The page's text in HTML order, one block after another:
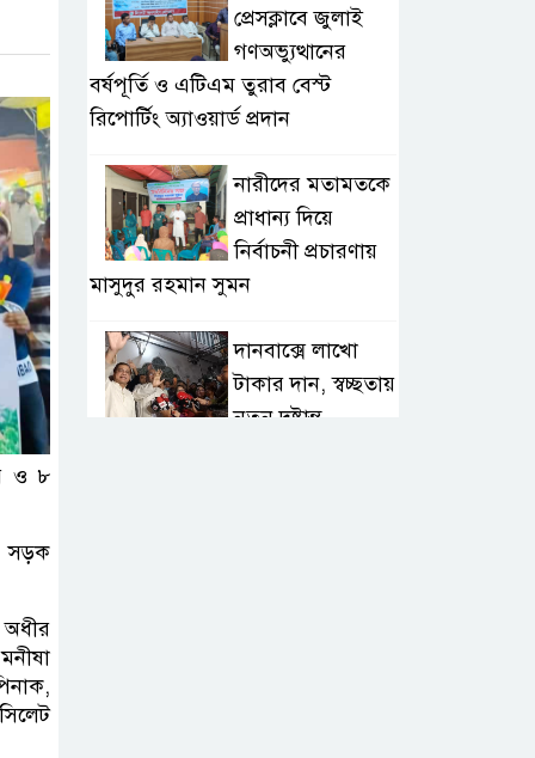
ও ৮
সড়ক
অধীর
প্রেসক্লাবে জুলাই
গণঅভ্যুত্থানের
বর্ষপূর্তি ও এটিএম তুরাব বেস্ট
রিপোর্টিং অ্যাওয়ার্ড প্রদান
নারীদের মতামতকে
প্রাধান্য দিয়ে
নির্বাচনী প্রচারণায়
মাসুদুর রহমান সুমন
দানবাক্সে লাখো
টাকার দান, স্বচ্ছতায়
নতুন দৃষ্টান্ত